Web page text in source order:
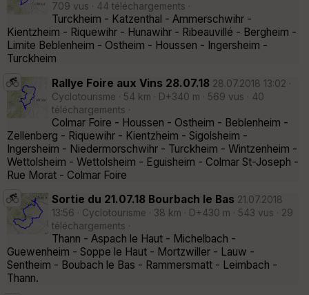
709 vus · 44 téléchargements ·
Turckheim - Katzenthal - Ammerschwihr -
Kientzheim - Riquewihr - Hunawihr - Ribeauvillé - Bergheim -
Limite Beblenheim - Ostheim - Houssen - Ingersheim -
Turckheim
Rallye Foire aux Vins 28.07.18 28.07.2018 13:02 ·
Cyclotourisme · 54 km · D+340 m · 569 vus · 40
téléchargements ·
Colmar Foire - Houssen - Ostheim - Beblenheim -
Zellenberg - Riquewihr - Kientzheim - Sigolsheim -
Ingersheim - Niedermorschwihr - Turckheim - Wintzenheim -
Wettolsheim - Wettolsheim - Eguisheim - Colmar St-Joseph -
Rue Morat - Colmar Foire
Sortie du 21.07.18 Bourbach le Bas 21.07.2018
13:56 · Cyclotourisme · 38 km · D+430 m · 543 vus · 29
téléchargements ·
Thann - Aspach le Haut - Michelbach -
Guewenheim - Soppe le Haut - Mortzwiller - Lauw -
Sentheim - Boubach le Bas - Rammersmatt - Leimbach -
Thann.